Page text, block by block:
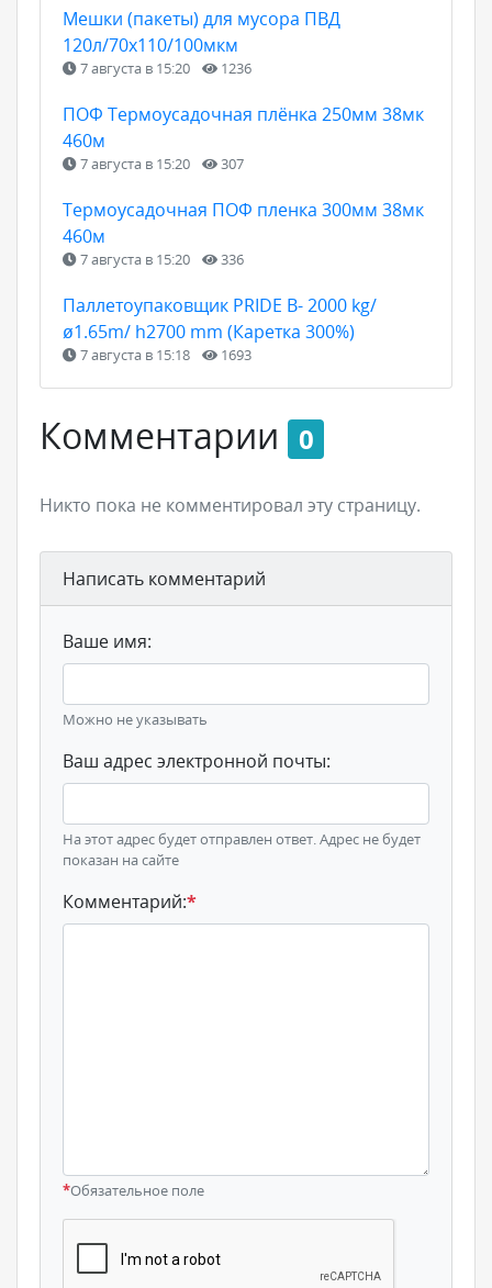
Мешки (пакеты) для мусора ПВД
120л/70х110/100мкм
7 августа в 15:20 1236
ПОФ Термоусадочная плёнка 250мм 38мк
460м
7 августа в 15:20 307
Термоусадочная ПОФ пленка 300мм 38мк
460м
7 августа в 15:20 336
Паллетоупаковщик PRIDE В- 2000 kg/
ø1.65m/ h2700 mm (Каретка 300%)
7 августа в 15:18 1693
Комментарии 0
Никто пока не комментировал эту страницу.
Написать комментарий
Ваше имя:
Можно не указывать
Ваш адрес электронной почты:
На этот адрес будет отправлен ответ. Адрес не будет
показан на сайте
Комментарий:*
*Обязательное поле